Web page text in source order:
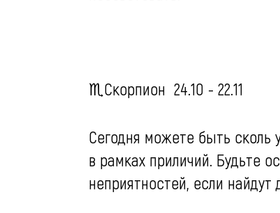
♏️Скорпион 24.10 - 22.11
Сегодня можете быть сколь
в рамках приличий. Будьте
неприятностей, если найдут